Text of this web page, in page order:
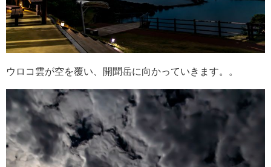
ウロコ雲が空を覆い、開聞岳に向かっていきます。。